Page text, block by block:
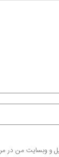
و وبسایت من در